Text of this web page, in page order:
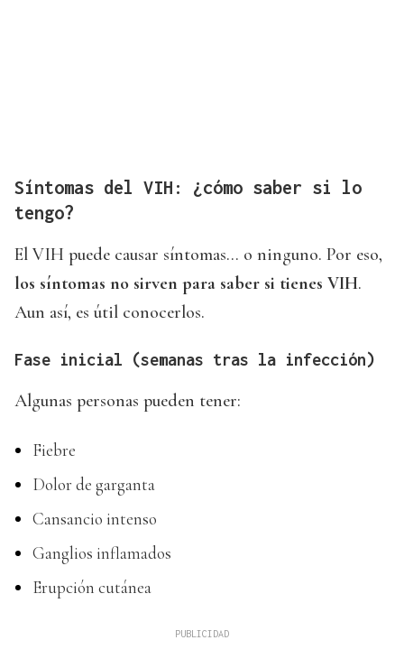
Síntomas del VIH: ¿cómo saber si lo
tengo?
El VIH puede causar síntomas… o ninguno. Por eso,
los síntomas no sirven para saber si tienes VIH.
Aun así, es útil conocerlos.
Fase inicial (semanas tras la infección)
Algunas personas pueden tener:
Fiebre
Dolor de garganta
Cansancio intenso
Ganglios inflamados
Erupción cutánea